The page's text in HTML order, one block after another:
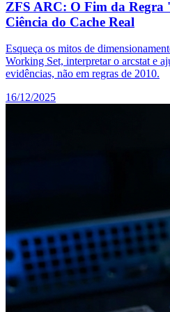
ZFS ARC: O Fim da Regra
Ciência do Cache Real
Esqueça os mitos de
Working Set, interpretar o arcstat e
evidências, não em regras de 2010.
16/12/2025